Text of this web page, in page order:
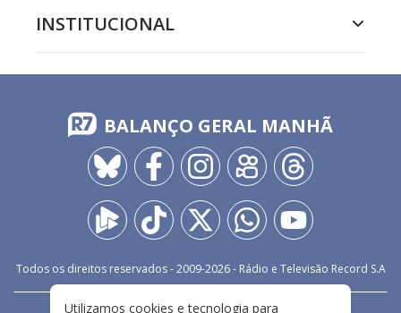
INSTITUCIONAL
BALANÇO GERAL MANHÃ
Todos os direitos reservados - 2009-2026- Rádio e Televisão Record S.A
Utilizamos cookies e tecnologia para